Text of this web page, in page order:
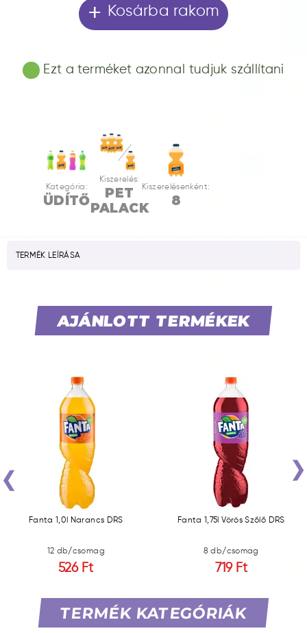
+ Kosárba rakom
Ezt a terméket azonnal tudjuk szállítani
Kategória:
ÜDÍTŐ
Kiszerelés:
PET
PALACK
Kiszerelésenként:
8
TERMÉK LEÍRÁSA
AJÁNLOTT TERMÉKEK
Fanta 1,0l Narancs DRS
12 db/csomag
526 Ft
Fanta 1,75l Vörös Szőlő DRS
8 db/csomag
719 Ft
‹ ›
TERMÉK KATEGÓRIÁK